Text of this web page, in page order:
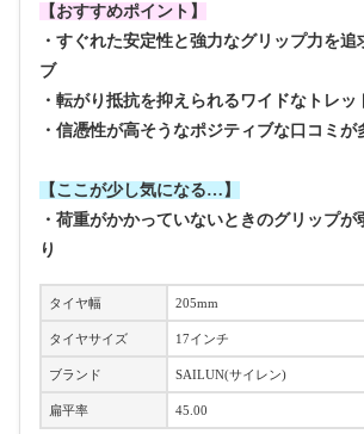
【おすすめポイント】
・すぐれた安定性と強力なグリップ力を追
ブ
・転がり抵抗を抑えられるワイドなトレッ
・信憑性が高そうなポジティブな口コミが
【ここが少し気になる…】
・荷重がかかっていないときのグリップ
り
タイヤ幅 ‎205mm
タイヤサイズ 17インチ
ブランド ‎SAILUN(サイレン)
扁平率 45.00